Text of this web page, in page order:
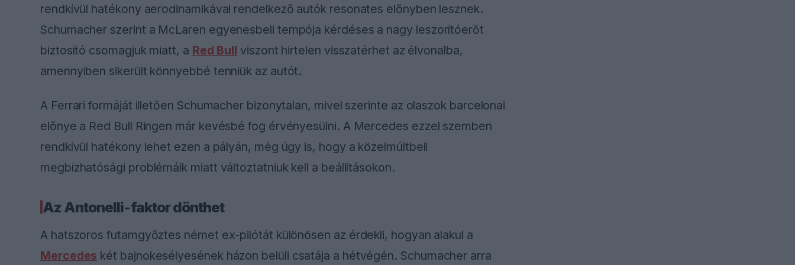
rendkívül hatékony aerodinamikával rendelkező autók resonates előnyben lesznek.
Schumacher szerint a McLaren egyenesbeli tempója kérdéses a nagy leszorítóerőt
biztosító csomagjuk miatt, a Red Bull viszont hirtelen visszatérhet az élvonalba,
amennyiben sikerült könnyebbé tenniük az autót.
A Ferrari formáját illetően Schumacher bizonytalan, mivel szerinte az olaszok barcelonai
előnye a Red Bull Ringen már kevésbé fog érvényesülni. A Mercedes ezzel szemben
rendkívül hatékony lehet ezen a pályán, még úgy is, hogy a közelmúltbeli
megbízhatósági problémáik miatt változtatniuk kell a beállításokon.
Az Antonelli-faktor dönthet
A hatszoros futamgyőztes német ex-pilótát különösen az érdekli, hogyan alakul a
Mercedes két bajnokesélyesének házon belüli csatája a hétvégén. Schumacher arra